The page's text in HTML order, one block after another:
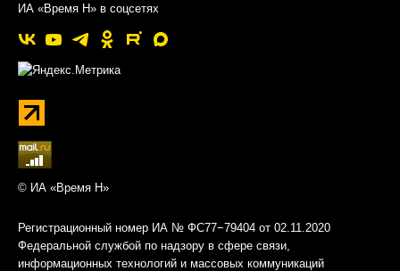
ИА «Время Н» в соцсетях
© ИА «Время Н»
Регистрационный номер ИА № ФС77−79404 от 02.11.2020
Федеральной службой по надзору в сфере связи,
информационных технологий и массовых коммуникаций